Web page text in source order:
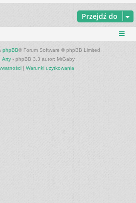
Przejdź do
phpBB® Forum Software © phpBB Limited
Arty - phpBB 3.3 autor: MrGaby
| Warunki użytkowania